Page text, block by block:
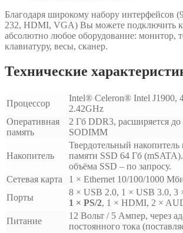
Благодаря широкому набору интерфейсов
232, HDMI, VGA) Вы можете подключить
абсолютно любое оборудование: монитор,
клавиатуру, весы, сканер.
Технические
Процессор
Intel® Celeron® Intel J1900,
2.42GHz
Оперативная
память
2 Гб DDR3, расширяется до
SODIMM
Накопитель
Твердотельный
памяти SSD 64 Гб
объёма SSD – по запросу.
Сетевая карта
1 × Ethernet 10/100/1000
Порты
8 × USB 2.0, 1 × USB 3.0, 3
1 × PS/2, 1 × HDMI, 2 ×
Питание
12 Вольт / 5 Ампер, через
постоянного тока